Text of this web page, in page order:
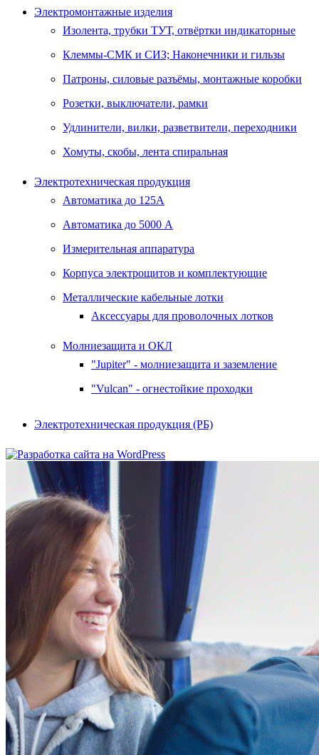
Электромонтажные изделия
Изолента, трубки ТУТ, отвёртки индикаторные
Клеммы-СМК и СИЗ; Наконечники и гильзы
Патроны, силовые разъёмы, монтажные коробки
Розетки, выключатели, рамки
Удлинители, вилки, разветвители, переходники
Хомуты, скобы, лента спиральная
Электротехническая продукция
Автоматика до 125А
Автоматика до 5000 А
Измерительная аппаратура
Корпуса электрощитов и комплектующие
Металлические кабельные лотки
Аксессуары для проволочных лотков
Молниезащита и ОКЛ
"Jupiter" - молниезащита и заземление
"Vulcan" - огнестойкие проходки
Электротехническая продукция (РБ)